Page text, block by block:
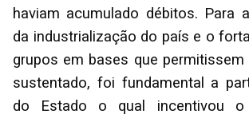
haviam acumulado débitos. Para
da industrialização do país e o
grupos em bases que
sustentado, foi fundamental a
do Estado o qual incentivou o